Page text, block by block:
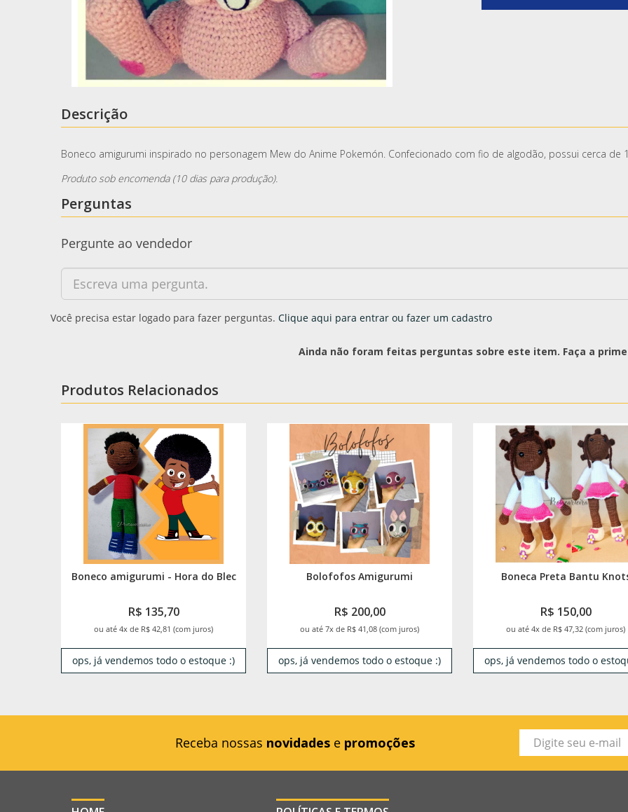
Descrição
Boneco amigurumi inspirado no personagem Mew do Anime Pokemón. Confecionado com fio de algodão, possui cerca de
Produto sob encomenda (10 dias para produção).
Perguntas
Pergunte ao vendedor
Você precisa estar logado para fazer perguntas. Clique aqui para entrar ou fazer um cadastro
Ainda não foram feitas perguntas sobre este item. Faça a
Produtos Relacionados
Boneco amigurumi - Hora do Blec
R$ 135,70
ou até 4x de R$ 42,81 (com juros)
ops, já vendemos todo o estoque :)
Bolofofos Amigurumi
R$ 200,00
ou até 7x de R$ 41,08 (com juros)
ops, já vendemos todo o estoque :)
Boneca Preta Bantu
R$ 150,00
ou até 4x de R$ 47,32 (com juros)
ops, já vendemos todo o
Receba nossas novidades e promoções